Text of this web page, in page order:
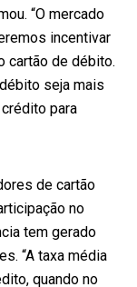
“O mercado
incentivar
cartão de débito.
seja mais
para
de cartão
no
tem gerado
“A taxa média
quando no